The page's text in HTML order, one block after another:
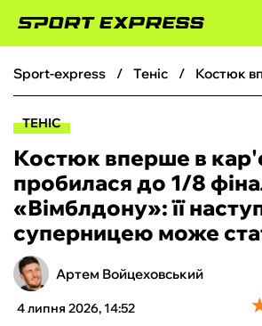
ФУТБОЛ
БОКС
ХОКЕЙ
ТЕНІС
sport-express теніс
ТЕНІС
Костюк вперше в
пробилася до 1/8
«Вімблдону»: її
суперницею може
Артем Войцеховський
4 липня 2026, 14:52